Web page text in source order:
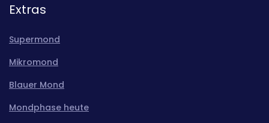
Extras
Supermond
Mikromond
Blauer Mond
Mondphase heute